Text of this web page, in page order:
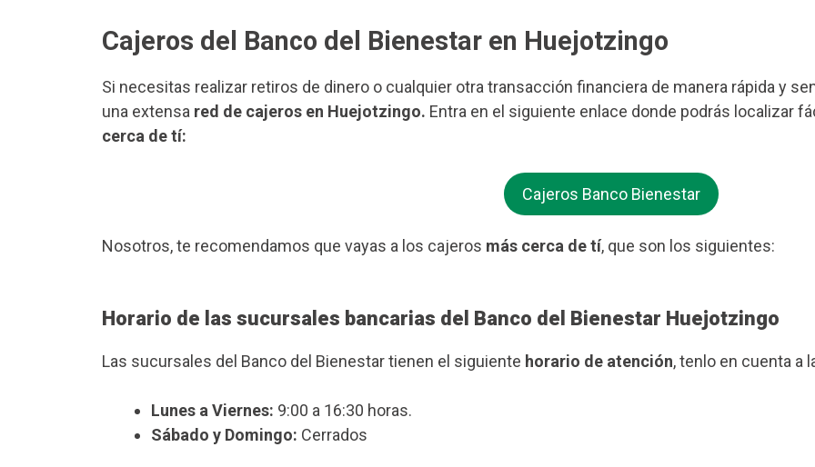
Cajeros del Banco del Bienestar en Huejotzingo
Si necesitas realizar retiros de dinero o cualquier otra transacción financiera de manera rápida y
una extensa red de cajeros en Huejotzingo. Entra en el siguiente enlace donde podrás localizar
cerca de tí:
Cajeros Banco Bienestar
Nosotros, te recomendamos que vayas a los cajeros más cerca de tí, que son los siguientes:
Horario de las sucursales bancarias del Banco del Bienestar Huejotzingo
Las sucursales del Banco del Bienestar tienen el siguiente horario de atención, tenlo en cuenta a
Lunes a Viernes: 9:00 a 16:30 horas.
Sábado y Domingo: Cerrados